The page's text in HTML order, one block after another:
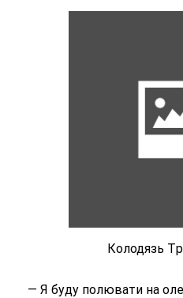
Колодязь
— Я буду полювати на